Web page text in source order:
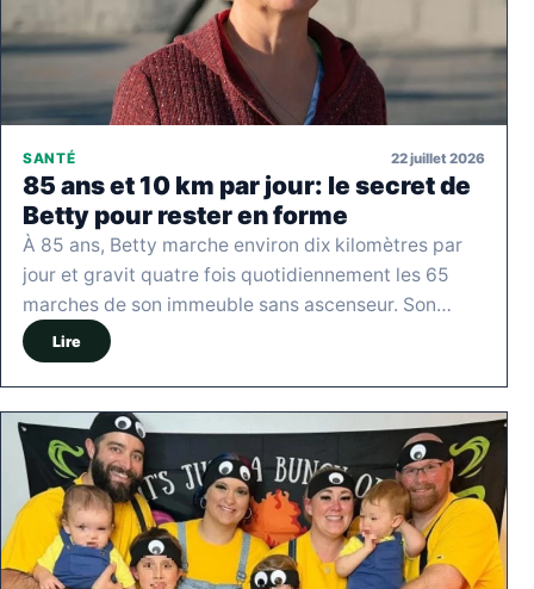
SANTÉ 22 juillet 2026
85 ans et 10 km par jour: le secret de
Betty pour rester en forme
À 85 ans, Betty marche environ dix kilomètres par
jour et gravit quatre fois quotidiennement les 65
marches de son immeuble sans ascenseur. Son…
Lire